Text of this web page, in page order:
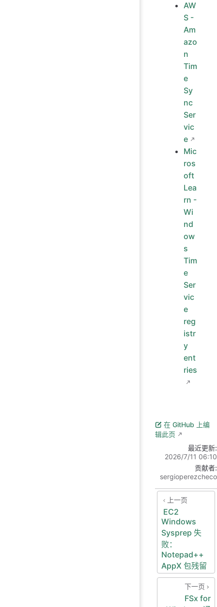
AW
S -
Am
azo
n
Tim
e
Sy
nc
Ser
vic
e
Mic
ros
oft
Lea
rn -
Wi
nd
ow
s
Tim
e
Ser
vic
e
reg
istr
y
ent
ries
在 GitHub 上编
辑此页
最近更新:
2026/7/11 06:10
贡献者:
sergioperezcheco
上一页
EC2
Windows
Sysprep 失
败：
Notepad++
AppX 包残留
下一页
FSx for